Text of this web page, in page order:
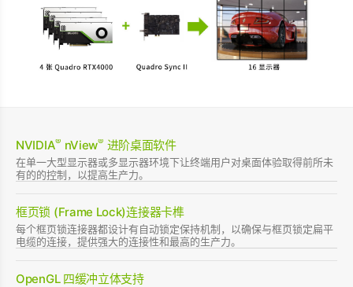
NVIDIA® nView® 进阶桌面软件
在单一大型显示器或多显示器环境下让终端用户对桌面体验取得前所未
有的的控制，以提高生产力。
框页锁 (Frame Lock)连接器卡榫
每个框页锁连接器都设计有自动锁定保持机制，以确保与框页锁定扁平
电缆的连接，提供强大的连接性和最高的生产力。
OpenGL 四缓冲立体支持